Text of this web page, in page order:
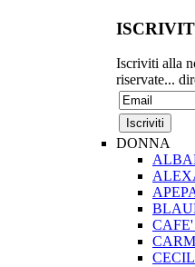
Iscriviti alla
riservate...
DONNA